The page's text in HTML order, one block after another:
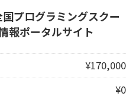
プログラミングスクー
報ポータルサイト
¥170,000
¥0